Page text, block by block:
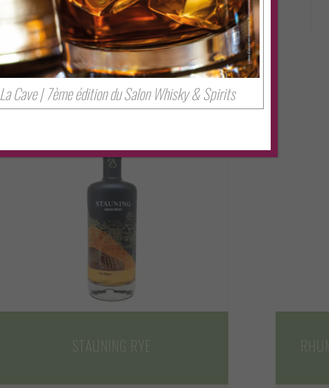
STAUNING RYE
La Cave | 7ème édition du Salon Whisky & Spirits